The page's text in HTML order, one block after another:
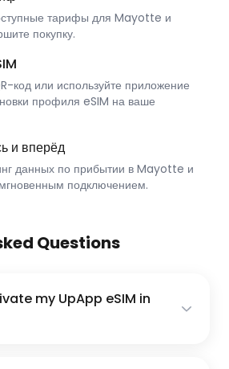
тарифы для Mayotte и
покупку.
код или используйте приложение
профиля eSIM на ваше
и вперёд
данных по прибытии в Mayotte и
подключением.
Questions
my UpApp eSIM in